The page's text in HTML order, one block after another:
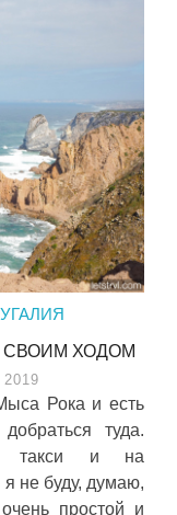
ХОДОМ
2019
Рока и есть
туда.
такси и на
не буду, думаю,
простой и